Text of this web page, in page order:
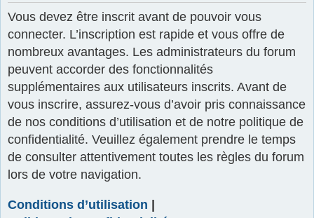
Vous devez être inscrit avant de pouvoir vous
connecter. L’inscription est rapide et vous offre de
nombreux avantages. Les administrateurs du forum
peuvent accorder des fonctionnalités
supplémentaires aux utilisateurs inscrits. Avant de
vous inscrire, assurez-vous d’avoir pris connaissance
de nos conditions d’utilisation et de notre politique de
confidentialité. Veuillez également prendre le temps
de consulter attentivement toutes les règles du forum
lors de votre navigation.
Conditions d’utilisation |